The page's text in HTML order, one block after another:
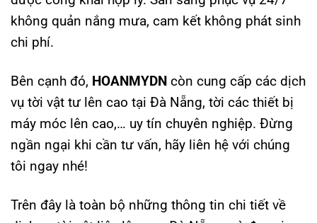
không quản nắng mưa, cam kết không phát sinh
chi phí.
Bên cạnh đó, HOANMYDN còn cung cấp các dịch
vụ tời vật tư lên cao tại Đà Nẵng, tời các thiết bị
máy móc lên cao,… uy tín chuyên nghiệp. Đừng
ngần ngại khi cần tư vấn, hãy liên hệ với chúng
tôi ngay nhé!
Trên đây là toàn bộ những thông tin chi tiết về